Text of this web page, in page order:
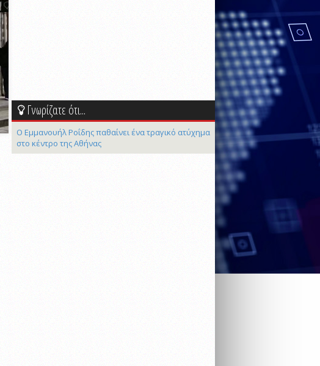
Γνωρίζατε ότι...
Ο Εμμανουήλ Ροΐδης παθαίνει ένα τραγικό ατύχημα
στο κέντρο της Αθήνας